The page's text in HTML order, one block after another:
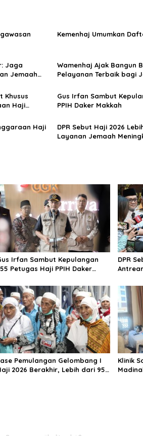
Kemenhaj Umumkan
Jaga
Jemaah
Wamenhaj Ajak Bangun
Pelayanan Terbaik bagi
Khusus
Haji
Gus Irfan Sambut
PPIH Daker Makkah
Haji
DPR Sebut Haji 2026
Layanan Jemaah
Irfan Sambut Kepulangan
Petugas Haji PPIH Daker
DPR
Pemulangan Gelombang I
2026 Berakhir, Lebih dari 95
Klinik